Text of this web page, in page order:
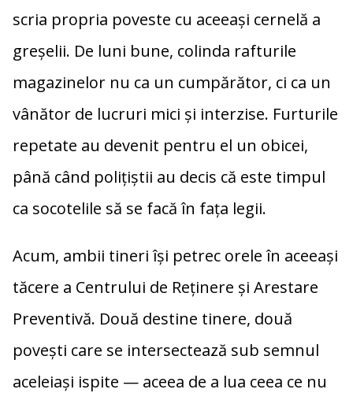
scria propria poveste cu aceeași cernelă a
greșelii. De luni bune, colinda rafturile
magazinelor nu ca un cumpărător, ci ca un
vânător de lucruri mici și interzise. Furturile
repetate au devenit pentru el un obicei,
până când polițiștii au decis că este timpul
ca socotelile să se facă în fața legii.
Acum, ambii tineri își petrec orele în aceeași
tăcere a Centrului de Reținere și Arestare
Preventivă. Două destine tinere, două
povești care se intersectează sub semnul
aceleiași ispite — aceea de a lua ceea ce nu